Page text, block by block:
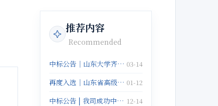
推荐内容
Recommended
中标公告｜山东大学齐鲁医院无形资产评估服务项目 03-14
再度入选｜山东省高级人民法院对外委托鉴定机构名册 01-12
中标公告 | 我司成功中标趵突泉资产评估项目 12-14